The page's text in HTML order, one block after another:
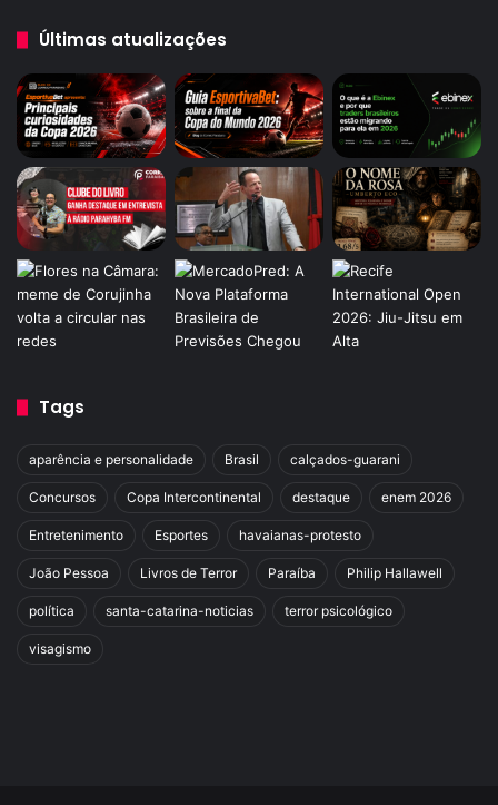
Últimas atualizações
Tags
aparência e personalidade Brasil calçados-guarani
Concursos Copa Intercontinental destaque enem 2026
Entretenimento Esportes havaianas-protesto
João Pessoa Livros de Terror Paraíba Philip Hallawell
política santa-catarina-noticias terror psicológico
visagismo